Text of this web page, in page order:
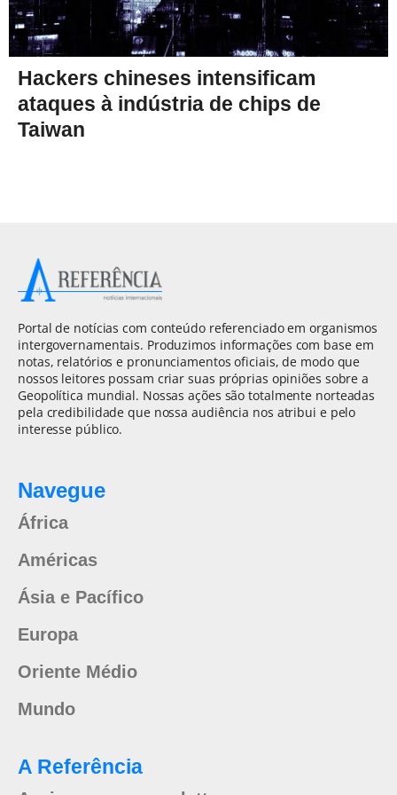
Hackers chineses intensificam
ataques à indústria de chips de
Taiwan
Portal de notícias com conteúdo referenciado em organismos
intergovernamentais. Produzimos informações com base em
notas, relatórios e pronunciamentos oficiais, de modo que
nossos leitores possam criar suas próprias opiniões sobre a
Geopolítica mundial. Nossas ações são totalmente norteadas
pela credibilidade que nossa audiência nos atribui e pelo
interesse público.
Navegue
África
Américas
Ásia e Pacífico
Europa
Oriente Médio
Mundo
A Referência